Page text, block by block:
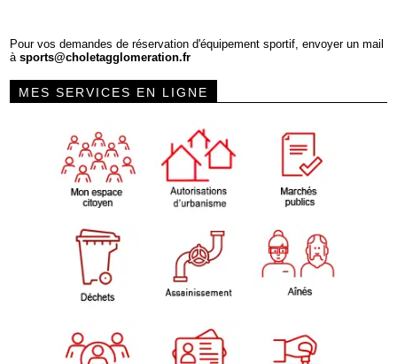
Contacts
Pour vos demandes de réservation d'équipement sportif, envoyer un mail
àsports@choletagglomeration.fr
MES SERVICES EN LIGNE